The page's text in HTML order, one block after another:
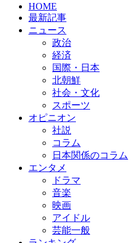
HOME
最新記事
ニュース
政治
経済
国際・日本
北朝鮮
社会・文化
スポーツ
オピニオン
社説
コラム
日本関係のコラム
エンタメ
ドラマ
音楽
映画
アイドル
芸能一般